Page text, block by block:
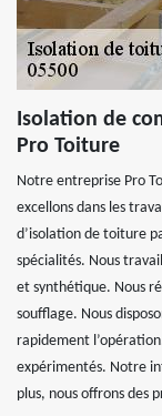
Isolation de
Pro Toiture
Notre entreprise Pro
excellons dans les
d’isolation de toiture
spécialités. Nous
et synthétique. Nous
soufflage. Nous
rapidement
expérimentés. Notre
plus, nous offrons des